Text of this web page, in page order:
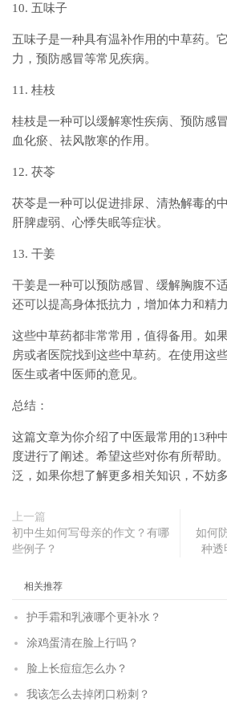
10. 五味子
五味子是一种具有温补作用的中草药。
力，预防感冒等常见疾病。
11. 桂枝
桂枝是一种可以缓解寒性疾病、预防感
血化瘀、祛风散寒的作用。
12. 茯苓
茯苓是一种可以促进排尿、清热解毒的
肝脾虚弱、心悸失眠等症状。
13. 干姜
干姜是一种可以预防感冒、缓解胸腹不
还可以提高身体抵抗力，增加体力和精力
这些中草药都非常常用，值得备用。如
房或者医院找到这些中草药。在使用这
医生或者中医师的意见。
总结：
这篇文章为你介绍了中医最常用的13种
度进行了阐述。希望这些对你有所帮助
泛，如果你想了解更多相关知识，不妨多
上一篇
初中生如何写母亲的作文？有哪
些例子？
如何
种透
相关推荐
护手霜和乳液哪个更补水？
涂鸡蛋清在脸上行吗？
脸上长痘痘怎么办？
我该怎么去掉闭口粉刺？